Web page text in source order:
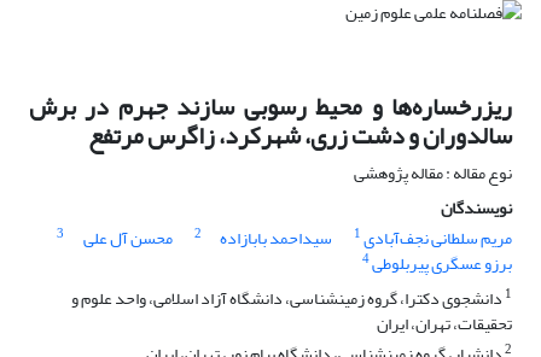
ریزرخساره‌ها و محیط رسوبی سازند جهرم در برش
سالدوران و دشت زری، شهرکرد، زاگرس مرتفع
نوع مقاله : مقاله پژوهشی
نویسندگان
مریم سلطانی نجف‌آبادی1 سیداحمد بابازاده 2 محسن آل علی 3
برزو عسگری پیربلوطی4
1
دانشجوی دکترا، گروه زمین‎شناسی، دانشگاه آزاد اسلامی، واحد علوم و
تحقیقات، تهران، ایران
2